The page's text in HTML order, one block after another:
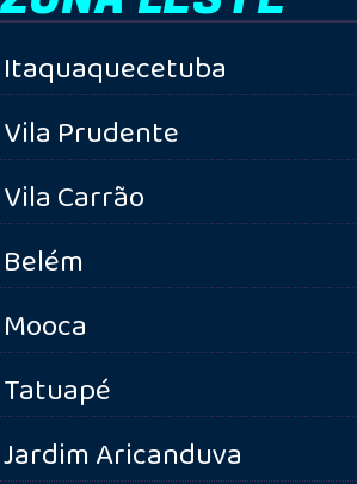
Itaquaquecetuba
Vila Prudente
Vila Carrão
Belém
Mooca
Tatuapé
Jardim Aricanduva